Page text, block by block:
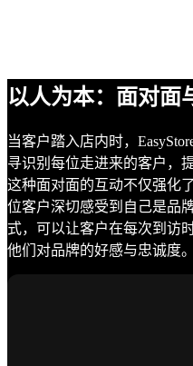
以人为本：面对面
当客户踏入店内时，
寻识别每位走进来的客户，
这种面对面的互动不仅强化
位客户深切感受到自己是品
式，可以让客户在每次到访
他们对品牌的好感与忠诚度。